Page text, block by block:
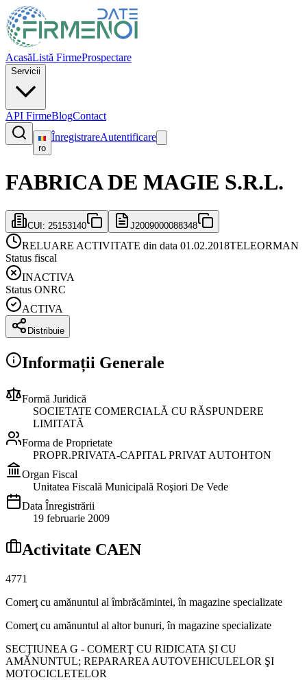
AcasăListă FirmeProspectare
Servicii
API FirmeBlogContact
ro
ÎnregistrareAutentificare
FABRICA DE MAGIE S.R.L.
CUI: 25153140 J2009000088348
RELUARE ACTIVITATE din data 01.02.2018TELEORMAN
Status fiscal
INACTIVA
Status ONRC
ACTIVA
Distribuie
Informații Generale
Formă Juridică
SOCIETATE COMERCIALĂ CU RĂSPUNDERE
LIMITATĂ
Forma de Proprietate
PROPR.PRIVATA-CAPITAL PRIVAT AUTOHTON
Organ Fiscal
Unitatea Fiscală Municipală Roşiori De Vede
Data Înregistrării
19 februarie 2009
Activitate CAEN
4771
Comerţ cu amănuntul al îmbrăcămintei, în magazine specializate
Comerţ cu amănuntul al altor bunuri, în magazine specializate
SECŢIUNEA G - COMERŢ CU RIDICATA ŞI CU
AMĂNUNTUL; REPARAREA AUTOVEHICULELOR ŞI
MOTOCICLETELOR